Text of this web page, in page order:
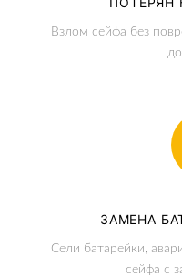
Взлом сейфа без
ЗАМЕНА
Сели батарейки,
сейфа с